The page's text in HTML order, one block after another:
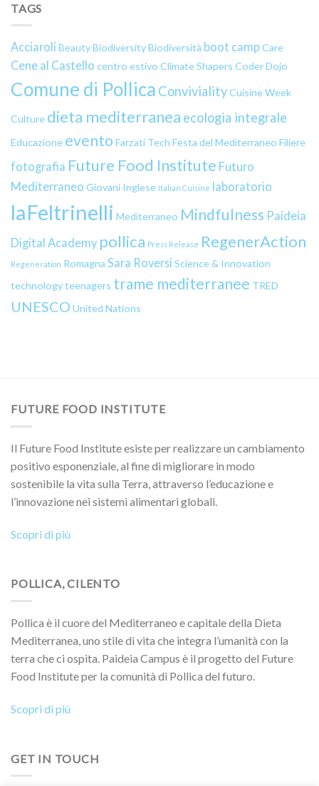
TAGS
Acciaroli BeautyBiodiversityBiodiversità boot campCare
Cene al Castello centro estivo Climate Shapers Coder Dojo
Comune di Pollica ConvivialityCuisine Week
Culture dieta mediterranea ecologia integrale
Educazione evento Farzati Tech Festa del Mediterraneo Filiere
fotografia Future Food Institute Futuro
Mediterraneo Giovani Inglese Italian Cuisine laboratorio
laFeltrinelli Mediterraneo Mindfulness Paideia
Digital Academy pollica Press Release RegenerAction
Regeneration Romagna Sara Roversi Science & Innovation
technologyteenagers trame mediterranee TRED
UNESCO United Nations
FUTURE FOOD INSTITUTE
Il Future Food Institute esiste per realizzare un cambiamento
positivo esponenziale, al fine di migliorare in modo
sostenibile la vita sulla Terra, attraverso l’educazione e
l’innovazione nei sistemi alimentari globali.
Scopri di più
POLLICA, CILENTO
Pollica è il cuore del Mediterraneo e capitale della Dieta
Mediterranea, uno stile di vita che integra l’umanità con la
terra che ci ospita. Paideia Campus è il progetto del Future
Food Institute per la comunità di Pollica del futuro.
Scopri di più
GET IN TOUCH